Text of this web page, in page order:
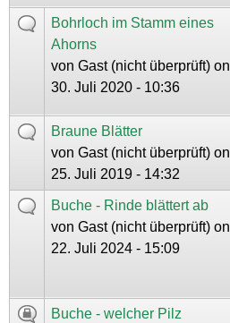
Bohrloch im Stamm eines
Ahorns
von Gast (nicht überprüft) on
30. Juli 2020 - 10:36
Braune Blätter
von Gast (nicht überprüft) on
25. Juli 2019 - 14:32
Buche - Rinde blättert ab
von Gast (nicht überprüft) on
22. Juli 2024 - 15:09
Buche - welcher Pilz